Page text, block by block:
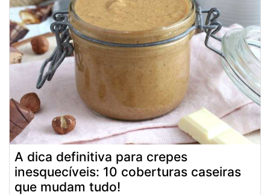
A dica definitiva para crepes
inesquecíveis: 10 coberturas caseiras
que mudam tudo!